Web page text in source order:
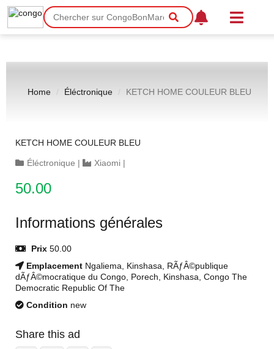
Home Éléctronique KETCH HOME COULEUR BLEU
KETCH HOME COULEUR BLEU
Éléctronique | Xiaomi |
50.00
Informations générales
Prix 50.00
Emplacement Ngaliema, Kinshasa, RÃƒÂ©publique
dÃƒÂ©mocratique du Congo, Porech, Kinshasa, Congo The
Democratic Republic Of The
Condition new
Share this ad